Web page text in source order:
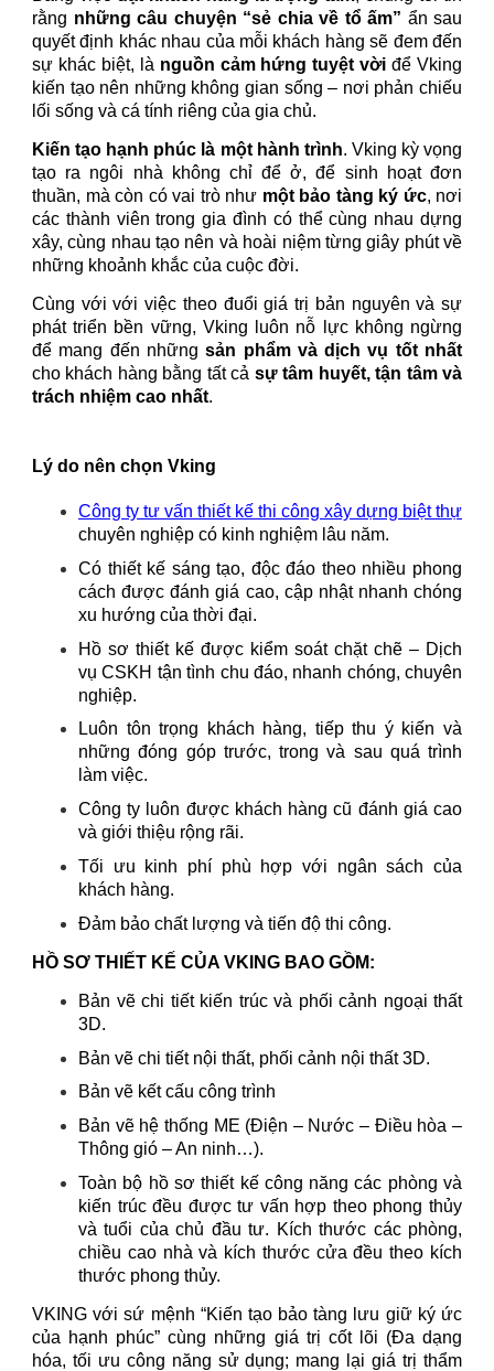
rằng những câu chuyện “sẻ chia về tổ ấm” ẩn sau
quyết định khác nhau của mỗi khách hàng sẽ đem đến
sự khác biệt, là nguồn cảm hứng tuyệt vời để Vking
kiến tạo nên những không gian sống – nơi phản chiếu
lối sống và cá tính riêng của gia chủ.
Kiến tạo hạnh phúc là một hành trình. Vking kỳ vọng
tạo ra ngôi nhà không chỉ để ở, để sinh hoạt đơn
thuần, mà còn có vai trò như một bảo tàng ký ức, nơi
các thành viên trong gia đình có thể cùng nhau dựng
xây, cùng nhau tạo nên và hoài niệm từng giây phút về
những khoảnh khắc của cuộc đời.
Cùng với với việc theo đuổi giá trị bản nguyên và sự
phát triển bền vững, Vking luôn nỗ lực không ngừng
để mang đến nhữngsản phẩm và dịch vụ tốt nhất
cho khách hàng bằng tất cả sự tâm huyết, tận tâm và
trách nhiệm cao nhất.
Lý do nên chọn Vking
Công ty tư vấn thiết kế thi công xây dựng biệt thự
chuyên nghiệp có kinh nghiệm lâu năm.
Có thiết kế sáng tạo, độc đáo theo nhiều phong
cách được đánh giá cao, cập nhật nhanh chóng
xu hướng của thời đại.
Hồ sơ thiết kế được kiểm soát chặt chẽ – Dịch
vụ CSKH tận tình chu đáo, nhanh chóng, chuyên
nghiệp.
Luôn tôn trọng khách hàng, tiếp thu ý kiến và
những đóng góp trước, trong và sau quá trình
làm việc.
Công ty luôn được khách hàng cũ đánh giá cao
và giới thiệu rộng rãi.
Tối ưu kinh phí phù hợp với ngân sách của
khách hàng.
Đảm bảo chất lượng và tiến độ thi công.
HỒ SƠ THIẾT KẾ CỦA VKING BAO GỒM:
Bản vẽ chi tiết kiến trúc và phối cảnh ngoại thất
3D.
Bản vẽ chi tiết nội thất, phối cảnh nội thất 3D.
Bản vẽ kết cấu công trình
Bản vẽ hệ thống ME (Điện – Nước – Điều hòa –
Thông gió – An ninh…).
Toàn bộ hồ sơ thiết kế công năng các phòng và
kiến trúc đều được tư vấn hợp theo phong thủy
và tuổi của chủ đầu tư. Kích thước các phòng,
chiều cao nhà và kích thước cửa đều theo kích
thước phong thủy.
VKING với sứ mệnh “Kiến tạo bảo tàng lưu giữ ký ức
của hạnh phúc” cùng những giá trị cốt lõi (Đa dạng
hóa, tối ưu công năng sử dụng; mang lại giá trị thẩm